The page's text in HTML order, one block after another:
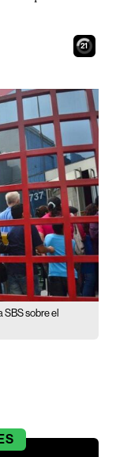
20
SBS sobre el